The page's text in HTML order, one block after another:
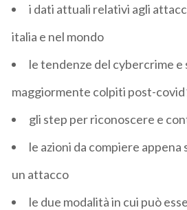
i dati attuali relativi agli
italia e nel mondo
le tendenze del cybercrime
maggiormente colpiti post-
gli step per riconoscere e
le azioni da compiere appena
un attacco
le due modalità in cui può